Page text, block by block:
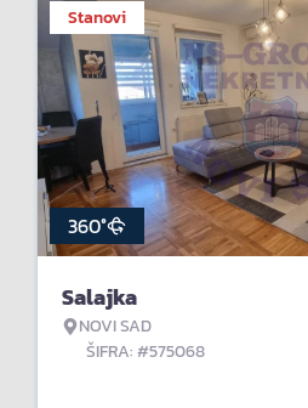
Stanovi
360°
Salajka
NOVI SAD
ŠIFRA: #575068